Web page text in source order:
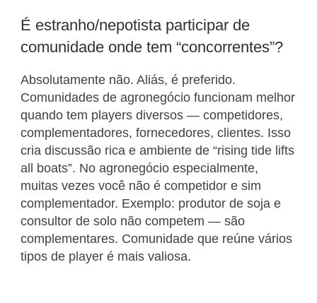
É estranho/nepotista participar de
comunidade onde tem “concorrentes”?
Absolutamente não. Aliás, é preferido.
Comunidades de agronegócio funcionam melhor
quando tem players diversos — competidores,
complementadores, fornecedores, clientes. Isso
cria discussão rica e ambiente de “rising tide lifts
all boats”. No agronegócio especialmente,
muitas vezes você não é competidor e sim
complementador. Exemplo: produtor de soja e
consultor de solo não competem — são
complementares. Comunidade que reúne vários
tipos de player é mais valiosa.